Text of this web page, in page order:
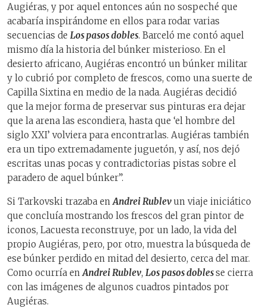
Augiéras, y por aquel entonces aún no sospeché que
acabaría inspirándome en ellos para rodar varias
secuencias de Los pasos dobles. Barceló me contó aquel
mismo día la historia del búnker misterioso. En el
desierto africano, Augiéras encontró un búnker militar
y lo cubrió por completo de frescos, como una suerte de
Capilla Sixtina en medio de la nada. Augiéras decidió
que la mejor forma de preservar sus pinturas era dejar
que la arena las escondiera, hasta que ‘el hombre del
siglo XXI’ volviera para encontrarlas. Augiéras también
era un tipo extremadamente juguetón, y así, nos dejó
escritas unas pocas y contradictorias pistas sobre el
paradero de aquel búnker”.
Si Tarkovski trazaba enAndrei Rublev un viaje iniciático
que concluía mostrando los frescos del gran pintor de
iconos, Lacuesta reconstruye, por un lado, la vida del
propio Augiéras, pero, por otro, muestra la búsqueda de
ese búnker perdido en mitad del desierto, cerca del mar.
Como ocurría enAndrei Rublev, Los pasos doblesse cierra
con las imágenes de algunos cuadros pintados por
Augiéras.